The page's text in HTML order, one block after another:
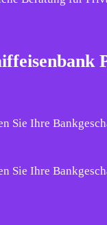
Sie Ihre
Sie Ihre